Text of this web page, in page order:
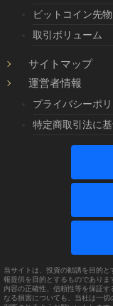
ビットコイン先
取引ボリューム
サイトマップ
運営者情報
プライバシーポ
特定商取引法に
当サイトは、投資の勧誘を目的
報提供を目的とするものであり
内容の正確性、信頼性等を保証
なる損害についても、当社は一